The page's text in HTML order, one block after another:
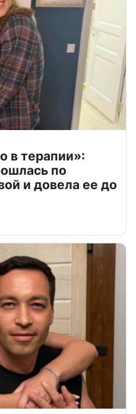
в терапии»:
по
и довела ее до